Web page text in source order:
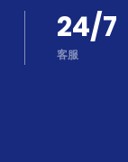
24/7
客服